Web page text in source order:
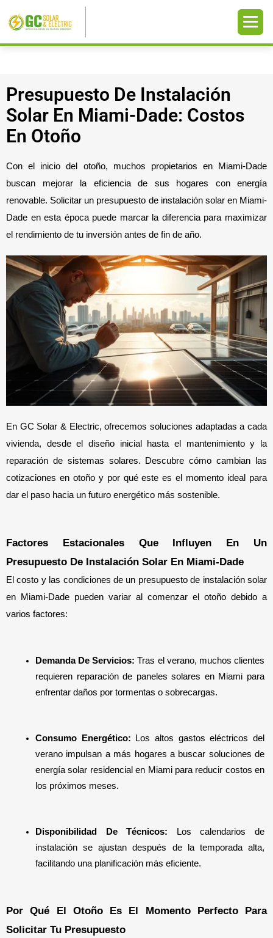
Presupuesto De Instalación
Solar En Miami-Dade: Costos
En Otoño
Con el inicio del otoño, muchos propietarios en Miami-Dade
buscan mejorar la eficiencia de sus hogares con energía
renovable. Solicitar un presupuesto de instalación solar en Miami-
Dade en esta época puede marcar la diferencia para maximizar
el rendimiento de tu inversión antes de fin de año.
En GC Solar & Electric, ofrecemos soluciones adaptadas a cada
vivienda, desde el diseño inicial hasta el mantenimiento y la
reparación de sistemas solares. Descubre cómo cambian las
cotizaciones en otoño y por qué este es el momento ideal para
dar el paso hacia un futuro energético más sostenible.
Factores Estacionales Que Influyen En Un
Presupuesto De Instalación Solar En Miami-Dade
El costo y las condiciones de un presupuesto de instalación solar
en Miami-Dade pueden variar al comenzar el otoño debido a
varios factores:
Demanda De Servicios: Tras el verano, muchos clientes
requieren reparación de paneles solares en Miami para
enfrentar daños por tormentas o sobrecargas.
Consumo Energético: Los altos gastos eléctricos del
verano impulsan a más hogares a buscar soluciones de
energía solar residencial en Miami para reducir costos en
los próximos meses.
Disponibilidad De Técnicos:
Los calendarios de
instalación se ajustan después de la temporada alta,
facilitando una planificación más eficiente.
Por Qué El Otoño Es El Momento Perfecto Para
Solicitar Tu Presupuesto